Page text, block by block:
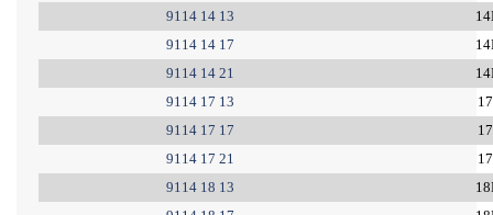
9114 14 13
9114 14 17
9114 14 21
9114 17 13
9114 17 17
9114 17 21
9114 18 13